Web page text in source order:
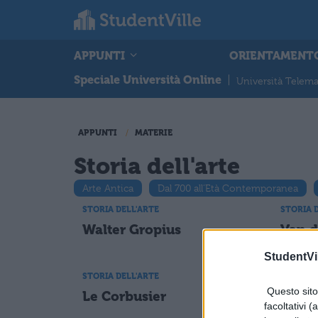
Questo
facoltativi
APPUNTI
Speciale Università Online
Università
APPUNTI MATERIE
Storia dell'arte
Arte Antica Dal 700 all’Età Contemporanea
STORIA DELL'ARTE
Walter Gropius
STORIA
Van
STORIA DELL'ARTE
Le Corbusier Yves